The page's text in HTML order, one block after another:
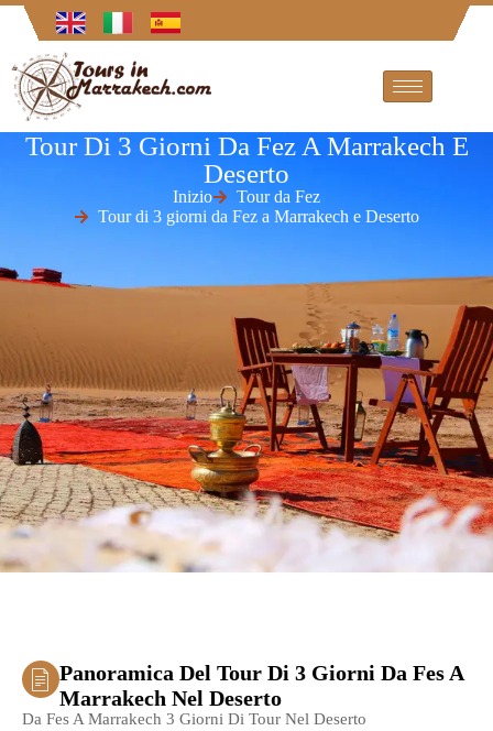
Tour Di 3 Giorni Da Fez A Marrakech E
Deserto
Inizio
Tour da Fez
Tour di 3 giorni da Fez a Marrakech e Deserto
Panoramica Del Tour Di 3 Giorni Da Fes A
Marrakech Nel Deserto
Da Fes A Marrakech 3 Giorni Di Tour Nel Deserto